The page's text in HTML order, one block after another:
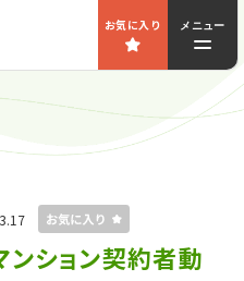
お気に入り メニュー
ンション契約者動